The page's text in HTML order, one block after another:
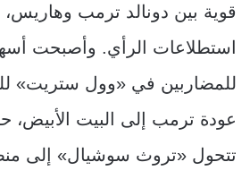
قوية بين دونالد ترمب وهاريس،
استطلاعات الرأي. وأصبحت
للمضاربين في «وول ستريت»
عودة ترمب إلى البيت الأبيض،
تتحول «تروث سوشيال» إلى